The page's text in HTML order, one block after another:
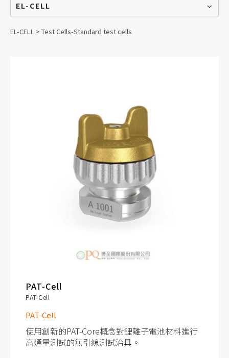
EL-CELL
EL-CELL > Test Cells-Standard test cells
PAT-Cell
PAT-Cell
PAT-Cell
使用創新的PAT-Core概念對鋰離子電池材料進行
高通量測試的無引線測試治具。